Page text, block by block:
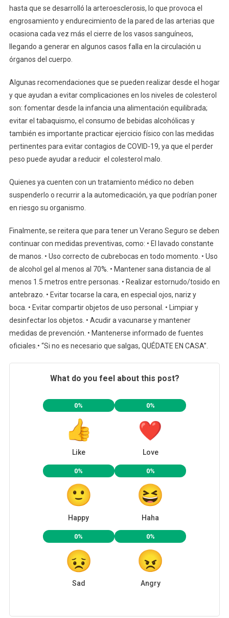
hasta que se desarrolló la arteroesclerosis, lo que provoca el
engrosamiento y endurecimiento de la pared de las arterias que
ocasiona cada vez más el cierre de los vasos sanguíneos,
llegando a generar en algunos casos falla en la circulación u
órganos del cuerpo.
Algunas recomendaciones que se pueden realizar desde el hogar
y que ayudan a evitar complicaciones en los niveles de colesterol
son: fomentar desde la infancia una alimentación equilibrada;
evitar el tabaquismo, el consumo de bebidas alcohólicas y
también es importante practicar ejercicio físico con las medidas
pertinentes para evitar contagios de COVID-19, ya que el perder
peso puede ayudar a reducir el colesterol malo.
Quienes ya cuenten con un tratamiento médico no deben
suspenderlo o recurrir a la automedicación, ya que podrían poner
en riesgo su organismo.
Finalmente, se reitera que para tener un Verano Seguro se deben
continuar con medidas preventivas, como: • El lavado constante
de manos. • Uso correcto de cubrebocas en todo momento. • Uso
de alcohol gel al menos al 70%. • Mantener sana distancia de al
menos 1.5 metros entre personas. • Realizar estornudo/tosido en
antebrazo. • Evitar tocarse la cara, en especial ojos, nariz y
boca. • Evitar compartir objetos de uso personal. • Limpiar y
desinfectar los objetos. • Acudir a vacunarse y mantener
medidas de prevención. • Mantenerse informado de fuentes
oficiales.• “Si no es necesario que salgas, QUÉDATE EN CASA”.
What do you feel about this post?
0%
Like
0%
Love
0%
Happy
0%
Haha
0%
Sad
0%
Angry